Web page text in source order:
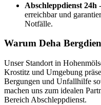
Abschleppdienst 24h
erreichbar und
Notfälle.
Warum Deha
Unser Standort in
Krostitz und Umgebung
Bergungen und Unfallhilfe
machen uns zum idealen
Bereich Abschleppdienst.